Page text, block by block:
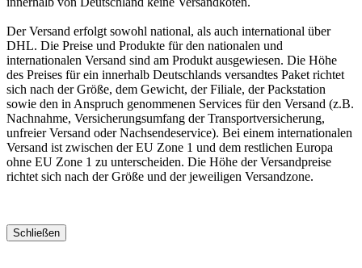
Der Versand erfolgt sowohl national, als auch international über
DHL. Die Preise und Produkte für den nationalen und
internationalen Versand sind am Produkt ausgewiesen. Die Höhe
des Preises für ein innerhalb Deutschlands versandtes Paket richtet
sich nach der Größe, dem Gewicht, der Filiale, der Packstation
sowie den in Anspruch genommenen Services für den Versand (z.B.
Nachnahme, Versicherungsumfang der Transportversicherung,
unfreier Versand oder Nachsendeservice). Bei einem internationalen
Versand ist zwischen der EU Zone 1 und dem restlichen Europa
ohne EU Zone 1 zu unterscheiden. Die Höhe der Versandpreise
richtet sich nach der Größe und der jeweiligen Versandzone.
Schließen